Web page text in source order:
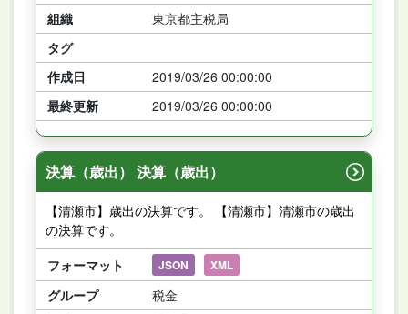
組織
東京都主税局
タグ
作成日
2019/03/26 00:00:00
最終更新
2019/03/26 00:00:00
決算（歳出） 決算（歳出）
【清瀬市】歳出の決算です。 【清瀬市】清瀬市の歳出
の決算です。
フォーマット
JSON XML
グループ
税金